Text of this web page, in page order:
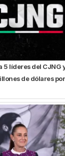
5 líderes del CJNG
de dólares por